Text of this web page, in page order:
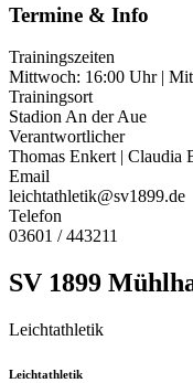
Termine & Info
Trainingszeiten
Mittwoch: 16:00 Uhr |
Trainingsort
Stadion An der Aue
Verantwortlicher
Thomas Enkert | Claudia
Email
leichtathletik@sv1899.de
Telefon
03601 / 443211
SV 1899
Leichtathletik
Leichtathletik